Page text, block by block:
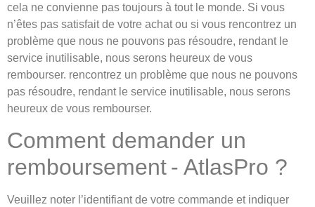
cela ne convienne pas toujours à tout le monde. Si vous
n’êtes pas satisfait de votre achat ou si vous rencontrez un
problème que nous ne pouvons pas résoudre, rendant le
service inutilisable, nous serons heureux de vous
rembourser. rencontrez un problème que nous ne pouvons
pas résoudre, rendant le service inutilisable, nous serons
heureux de vous rembourser.
Comment demander un
remboursement - AtlasPro ?
Veuillez noter l’identifiant de votre commande et indiquer